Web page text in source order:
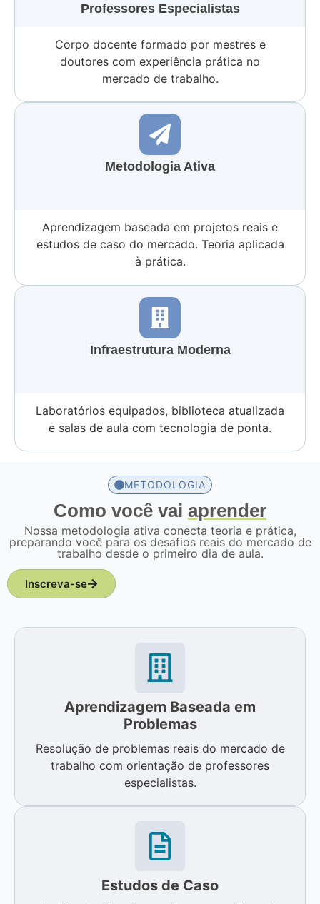
Professores Especialistas
Corpo docente formado por mestres e
doutores com experiência prática no
mercado de trabalho.
Metodologia Ativa
Aprendizagem baseada em projetos reais e
estudos de caso do mercado. Teoria aplicada
à prática.
Infraestrutura Moderna
Laboratórios equipados, biblioteca atualizada
e salas de aula com tecnologia de ponta.
METODOLOGIA
Como você vai aprender
Nossa metodologia ativa conecta teoria e prática,
preparando você para os desafios reais do mercado de
trabalho desde o primeiro dia de aula.
Inscreva-se
Aprendizagem Baseada em
Problemas
Resolução de problemas reais do mercado de
trabalho com orientação de professores
especialistas.
Estudos de Caso